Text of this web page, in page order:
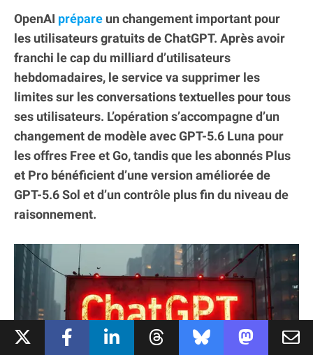
OpenAI prépare un changement important pour
les utilisateurs gratuits de ChatGPT. Après avoir
franchi le cap du milliard d’utilisateurs
hebdomadaires, le service va supprimer les
limites sur les conversations textuelles pour tous
ses utilisateurs. L’opération s’accompagne d’un
changement de modèle avec GPT-5.6 Luna pour
les offres Free et Go, tandis que les abonnés Plus
et Pro bénéficient d’une version améliorée de
GPT-5.6 Sol et d’un contrôle plus fin du niveau de
raisonnement.